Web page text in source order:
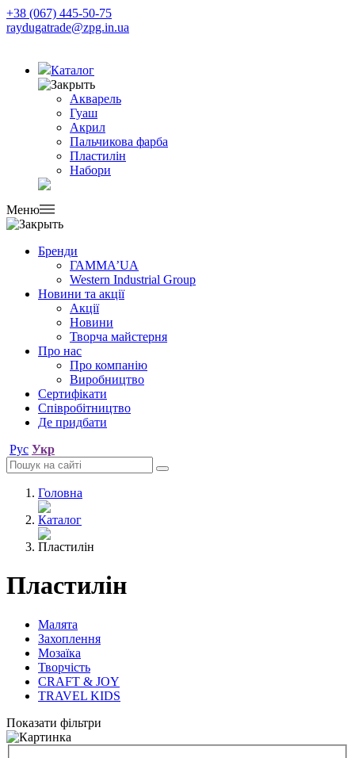
+38 (067) 445-50-75
raydugatrade@zpg.in.ua
Каталог
Акварель
Гуаш
Акрил
Пальчикова фарба
Пластилін
Набори
Меню
Бренди
ГАММА’UA
Western Industrial Group
Новини та акції
Акції
Новини
Творча майстерня
Про нас
Про компанію
Виробництво
Сертифікати
Співробітництво
Де придбати
Рус Укр
Головна
Каталог
Пластилін
Пластилін
Малята
Захоплення
Мозаїка
Творчість
CRAFT & JOY
TRAVEL KIDS
Показати фільтри